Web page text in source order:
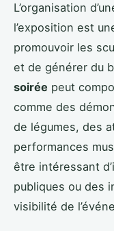
L’organisation
l’exposition est
promouvoir les
et de générer du
soirée peut
comme des
de légumes, des
performances
être intéressant
publiques ou des
visibilité de